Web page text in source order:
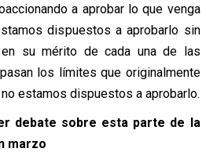
a aprobar lo que venga
dispuestos a aprobarlo sin
su mérito de cada una de las
los límites que originalmente
estamos dispuestos a aprobarlo.
debate sobre esta parte de la
marzo